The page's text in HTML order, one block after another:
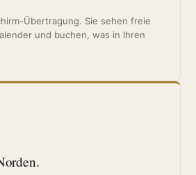
Übertragung. Sie sehen freie
und buchen, was in Ihren